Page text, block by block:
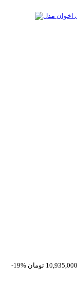
-19%
10,935,000 تومان